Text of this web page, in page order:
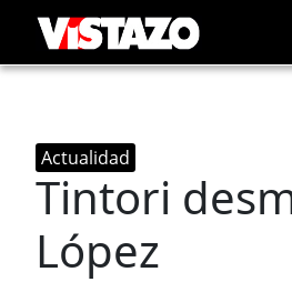
Actualidad
Tintori
López